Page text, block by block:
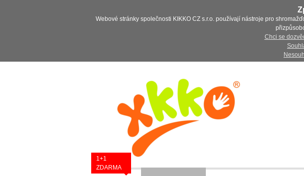
Webové stránky společnosti KIKKO CZ s.r.o. používají nástroje pro
Chci se
1+1
ZDARMA